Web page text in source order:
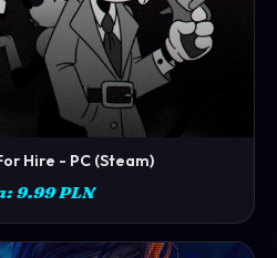
→
Hire - PC (Steam)
9.99 PLN